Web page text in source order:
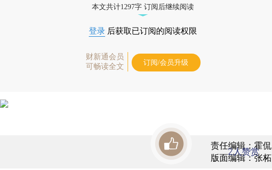
本文共计1297字 订阅后继续阅读
登录 后获取已订阅的阅读权限
财新通会员
可畅读全文
订阅/会员升级
责任编辑：霍侃
版面编辑：张柘
2人赞赏